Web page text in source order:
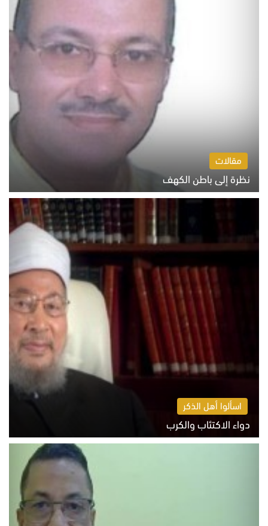
مقالات
نظرة إلى باطن الكهف
السبت 8 أغسطس 2026 11:04 ص
اسألوا أهل الذكر
دواء الاكتئاب والكرب
السبت 8 أغسطس 2026 10:54 ص